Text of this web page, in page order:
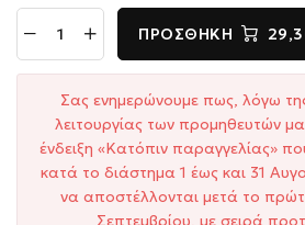
ΠΡΟΣΘΉΚΗ
Σας ενημερώνουμε πως, λόγω
λειτουργίας των προμηθευτών
ένδειξη «Κατόπιν παραγγελίας»
κατά το διάστημα 1 έως και 31
να αποστέλλονται μετά το
Σεπτεμβρίου, με σειρά